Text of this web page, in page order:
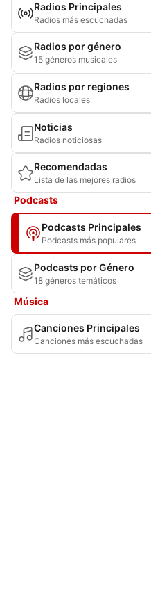
Radios Principales
Radios más escuchadas
Radios por género
15 géneros musicales
Radios por regiones
Radios locales
Noticias
Radios noticiosas
Recomendadas
Lista de las mejores radios
Podcasts
Podcasts Principales
Podcasts más populares
Podcasts por Género
18 géneros temáticos
Música
Canciones Principales
Canciones más escuchadas